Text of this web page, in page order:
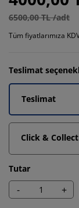
6500,00 TL /adt
Tüm fiyatlarımıza
Teslimat
Teslimat
Click & Collect
Tutar
- +